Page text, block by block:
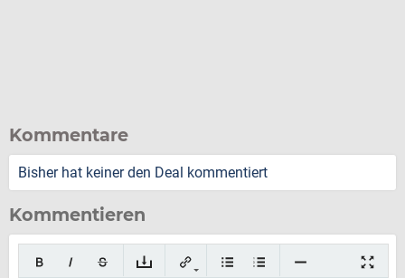
Kommentare
Bisher hat keiner den Deal kommentiert
Kommentieren